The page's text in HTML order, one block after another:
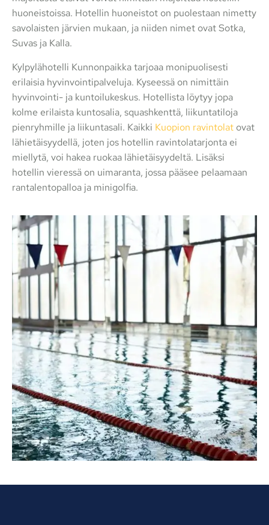
huoneistoissa. Hotellin huoneistot on puolestaan nimetty
savolaisten järvien mukaan, ja niiden nimet ovat Sotka,
Suvas ja Kalla.
Kylpylähotelli Kunnonpaikka tarjoaa monipuolisesti
erilaisia hyvinvointipalveluja. Kyseessä on nimittäin
hyvinvointi- ja kuntoilukeskus. Hotellista löytyy jopa
kolme erilaista kuntosalia, squashkenttä, liikuntatiloja
pienryhmille ja liikuntasali. Kaikki Kuopion ravintolat ovat
lähietäisyydellä, joten jos hotellin ravintolatarjonta ei
miellytä, voi hakea ruokaa lähietäisyydeltä. Lisäksi
hotellin vieressä on uimaranta, jossa pääsee pelaamaan
rantalentopalloa ja minigolfia.